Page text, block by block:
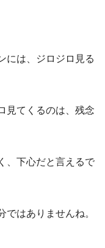
には、ジロジロ見る
見てくるのは、残念
、下心だと言えるで
ではありませんね。